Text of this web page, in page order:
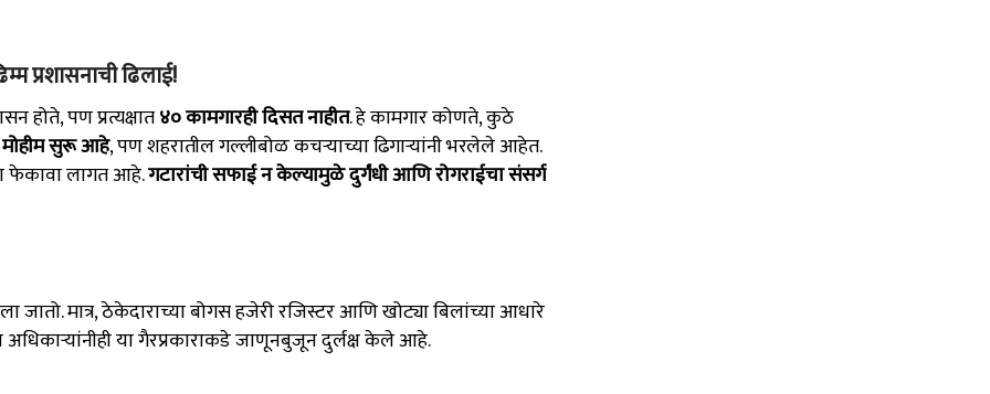
प्रशासनाची ढिलाई!
होते, पण प्रत्यक्षात४० कामगारही दिसत नाहीत. हे कामगार कोणते, कुठे
सुरू आहे, पण शहरातील गल्लीबोळ कचऱ्याच्या ढिगाऱ्यांनी भरलेले आहेत.
फेकावा लागत आहे.गटारांची सफाई न केल्यामुळे दुर्गंधी आणि रोगराईचा संसर्ग
जातो. मात्र, ठेकेदाराच्या बोगस हजेरी रजिस्टर आणि खोट्या बिलांच्या आधारे
अधिकाऱ्यांनीही या गैरप्रकाराकडे जाणूनबुजून दुर्लक्ष केले आहे.